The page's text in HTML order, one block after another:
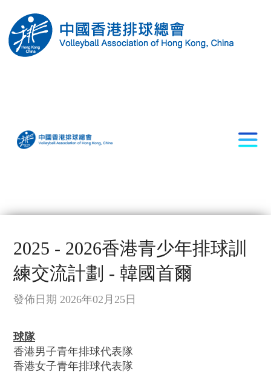
2025 - 2026香港青少年排球訓
練交流計劃 - 韓國首爾
發佈日期 2026年02月25日
球隊
香港男子青年排球代表隊
香港女子青年排球代表隊